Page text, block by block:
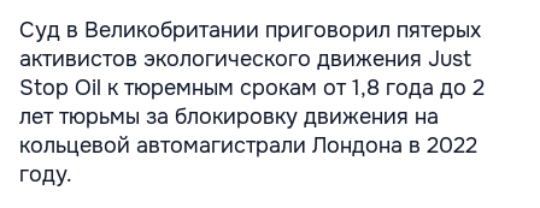
Суд в Великобритании приговорил пятерых
активистов экологического движения Just
Stop Oil к тюремным срокам от 1,8 года до 2
лет тюрьмы за блокировку движения на
кольцевой автомагистрали Лондона в 2022
году.